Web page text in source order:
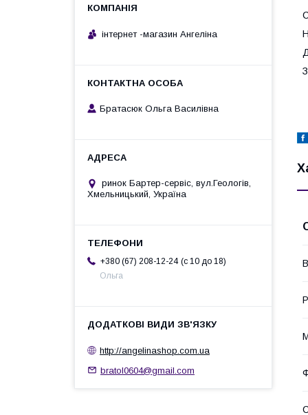
інтернет -магазин Ангеліна
Братасюк Ольга Василівна
ринок Бартер-сервіс, вул.Геологів,
Хмельницький, Україна
+380 (67) 208-12-24 c 10 до 18
Ольга
http://angelinashop.com.ua
bratol0604@gmail.com